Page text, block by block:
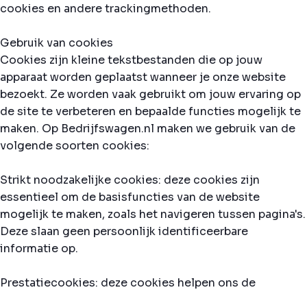
cookies en andere trackingmethoden.
Gebruik van cookies
Cookies zijn kleine tekstbestanden die op jouw
apparaat worden geplaatst wanneer je onze website
bezoekt. Ze worden vaak gebruikt om jouw ervaring op
de site te verbeteren en bepaalde functies mogelijk te
maken. Op Bedrijfswagen.nl maken we gebruik van de
volgende soorten cookies:
Strikt noodzakelijke cookies: deze cookies zijn
essentieel om de basisfuncties van de website
mogelijk te maken, zoals het navigeren tussen pagina's.
Deze slaan geen persoonlijk identificeerbare
informatie op.
Prestatiecookies: deze cookies helpen ons de